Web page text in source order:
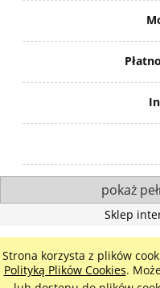
Strona korzysta z plików
Polityką Plików Cookies.
pokaż
Sklep